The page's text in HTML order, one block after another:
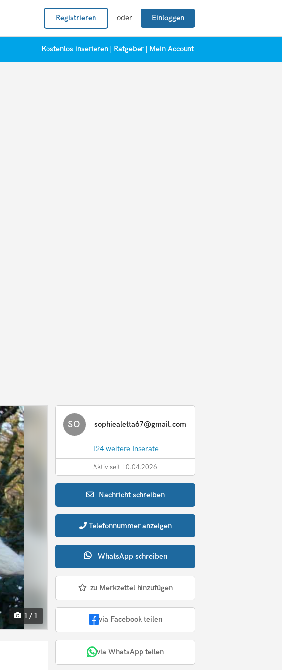
Registrieren oder Einloggen
Kostenlos inserieren Ratgeber Mein Account
1 / 1
SO sophiealetta67@gmail.com
124 weitere Inserate
Aktiv seit 10.04.2026
Nachrichtschreiben
Telefonnummer anzeigen
WhatsApp schreiben
zu Merkzettel hinzufügen
via Facebook teilen
via WhatsApp teilen